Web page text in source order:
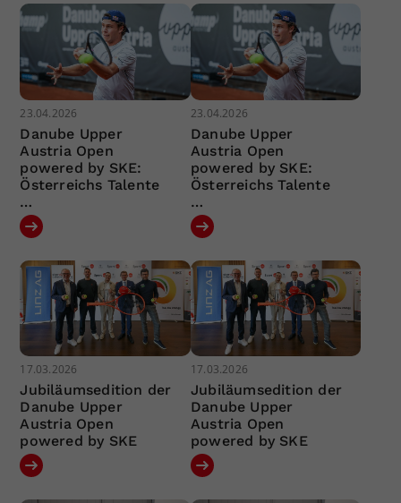
23.04.2026
Danube Upper
Austria Open
powered by SKE:
Österreichs Talente
…
23.04.2026
Danube Upper
Austria Open
powered by SKE:
Österreichs Talente
…
17.03.2026
Jubiläumsedition der
Danube Upper
Austria Open
powered by SKE
17.03.2026
Jubiläumsedition der
Danube Upper
Austria Open
powered by SKE